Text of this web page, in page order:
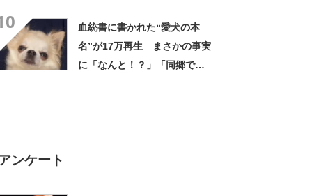
血統書に書かれた“愛犬の本
名”が17万再生 まさかの事実
に「なんと！？」「同郷で
ンケート